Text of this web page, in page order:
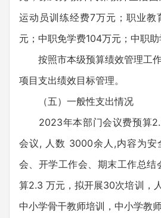
运动员训练经费7万元；职业教
元；中职免学费104万元；中职助
按照市本级预算绩效管理工作
项目支出绩效目标管理。
（五）一般性支出情况
2023年本部门会议费预算
会议, 人数 3000余人,内容为安
会、开学工作会、期末工作总结
算2.3 万元，拟开展30次培训，
中小学骨干教师培训，中小学教